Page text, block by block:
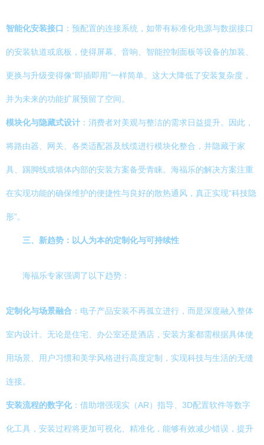
智能化安装接口 ：预配置的连接系统，如带有标准化电源与数据接口
的安装轨道或底板，使得屏幕、音响、智能控制面板等设备的加装、
更换与升级变得像“即插即用”一样简单。这大大降低了安装复杂度，
并为未来的功能扩展预留了空间。
模块化与隐藏式设计 ：消费者对美观与整洁的需求日益提升。因此，
将路由器、网关、各类适配器及线缆进行模块化整合，并隐藏于家
具、踢脚线或墙体内部的安装方案备受青睐。海福乐的解决方案注重
在实现功能的确保维护的便捷性与良好的散热通风，真正实现“科技隐
形”。
三、新趋势：以人为本的定制化与可持续性
海福乐专家强调了以下趋势：
定制化与场景融合 ：电子产品安装不再孤立进行，而是深度融入整体
室内设计。无论是住宅、办公室还是酒店，安装方案都需根据具体使
用场景、用户习惯和美学风格进行高度定制，实现科技与生活的无缝
连接。
安装流程的数字化：借助增强现实（AR）指导、3D配置软件等数字
化工具，安装过程将更加可视化、精准化，能够有效减少错误，提升